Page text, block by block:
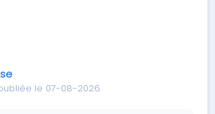
le 07-08-2026